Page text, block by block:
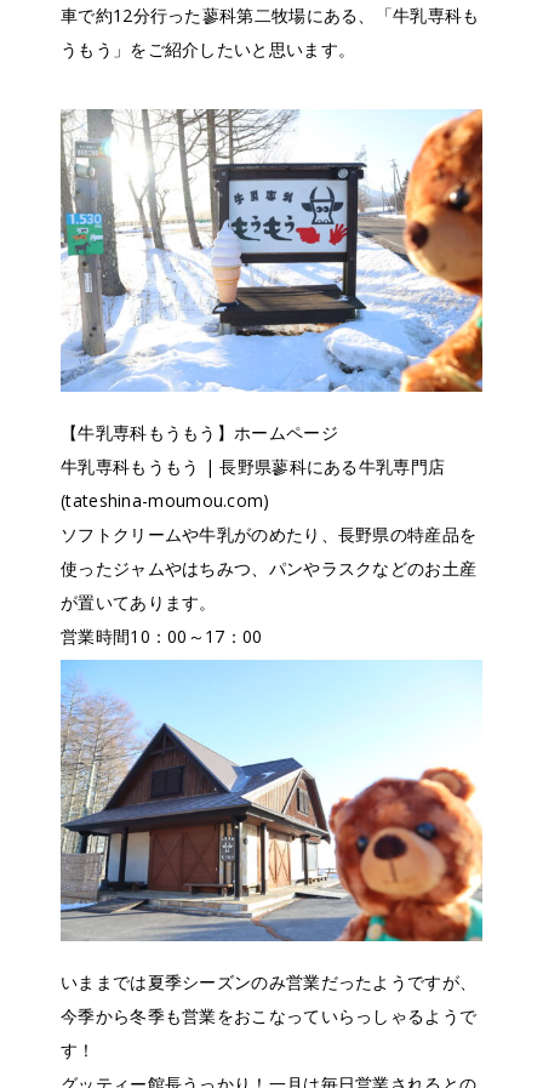
車で約12分行った蓼科第二牧場にある、「牛乳専科も
うもう」をご紹介したいと思います。
【牛乳専科もうもう】ホームページ
牛乳専科もうもう | 長野県蓼科にある牛乳専門店
(tateshina-moumou.com)
ソフトクリームや牛乳がのめたり、長野県の特産品を
使ったジャムやはちみつ、パンやラスクなどのお土産
が置いてあります。
営業時間10：00～17：00
いままでは夏季シーズンのみ営業だったようですが、
今季から冬季も営業をおこなっていらっしゃるようで
す！